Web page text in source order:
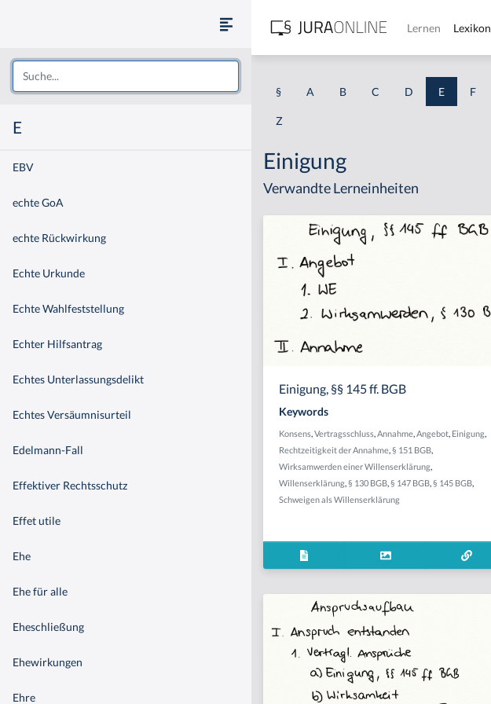
E
EBV
echte GoA
echte Rückwirkung
Echte Urkunde
Echte Wahlfeststellung
Echter Hilfsantrag
Echtes Unterlassungsdelikt
Echtes Versäumnisurteil
Edelmann-Fall
Effektiver Rechtsschutz
Effet utile
Ehe
Ehe für alle
Eheschließung
Ehewirkungen
Ehre
Lernen Lexikon
§ A B C D E F
Z
Einigung
Verwandte Lerneinheiten
Einigung, §§ 145 ff. BGB
Keywords
Konsens,Vertragsschluss,Annahme,Angebot, Einigung,
Rechtzeitigkeit der Annahme,§ 151 BGB,
Wirksamwerden einer Willenserklärung,
Willenserklärung,§ 130 BGB,§ 147 BGB,§ 145 BGB,
Schweigen als Willenserklärung